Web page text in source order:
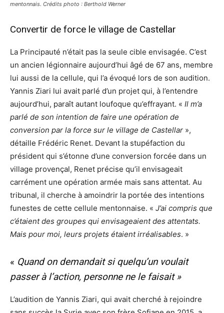
mentonnais. Crédits photo : Berthold Werner
Convertir de force le village de Castellar
La Principauté n’était pas la seule cible envisagée. C’est
un ancien légionnaire aujourd’hui âgé de 67 ans, membre
lui aussi de la cellule, qui l’a évoqué lors de son audition.
Yannis Ziari lui avait parlé d’un projet qui, à l’entendre
aujourd’hui, paraît autant loufoque qu’effrayant. « Il m’a
parlé de son intention de faire une opération de
conversion par la force sur le village de Castellar »,
détaille Frédéric Renet. Devant la stupéfaction du
président qui s’étonne d’une conversion forcée dans un
village provençal, Renet précise qu’il envisageait
carrément une opération armée mais sans attentat. Au
tribunal, il cherche à amoindrir la portée des intentions
funestes de cette cellule mentonnaise. « J’ai compris que
c’étaient des groupes qui envisageaient des attentats.
Mais pour moi, leurs projets étaient irréalisables. »
« Quand on demandait si quelqu’un voulait
passer à l’action, personne ne le faisait »
L’audition de Yannis Ziari, qui avait cherché à rejoindre